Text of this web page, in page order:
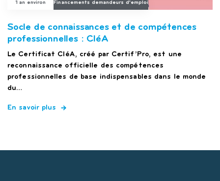
1 an environ Financements demandeurs d'emploi
Socle de connaissances et de compétences
professionnelles : CléA
Le Certificat CléA, créé par Certif’Pro, est une
reconnaissance officielle des compétences
professionnelles de base indispensables dans le monde
du…
En savoir plus